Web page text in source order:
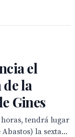
el
de la
Gines
horas, tendrá lugar
la sexta...